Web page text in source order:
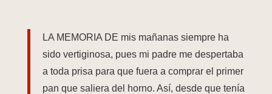
LA MEMORIA DE mis mañanas siempre ha
sido vertiginosa, pues mi padre me despertaba
a toda prisa para que fuera a comprar el primer
pan que saliera del horno. Así, desde que tenía